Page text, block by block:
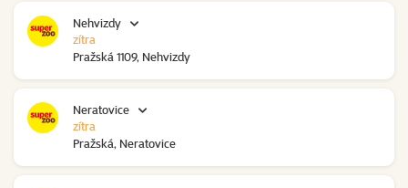
Nehvizdy
Pražská 1109, Nehvizdy
zítra
Neratovice
Pražská, Neratovice
zítra